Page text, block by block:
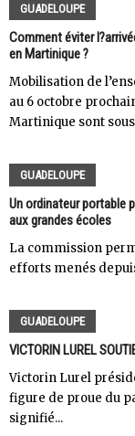
GUADELOUPE
Comment éviter
en Martinique ?
Mobilisation de
au 6 octobre
Martinique sont sous
GUADELOUPE
Un ordinateur portable
aux grandes écoles
La commission
efforts menés
GUADELOUPE
VICTORIN LUREL
Victorin Lurel
figure de proue du
signifié...